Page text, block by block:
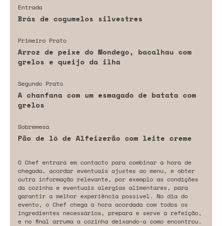
Entrada
Brás de cogumelos silvestres
Primeiro Prato
Arroz de peixe do Mondego, bacalhau com
grelos e queijo da ilha
Segundo Prato
A chanfana com um esmagado de batata com
grelos
Sobremesa
Pão de ló de Alfeizerão com leite creme
O Chef entrará em contacto para combinar a hora de
chegada, acordar eventuais ajustes ao menu, e obter
outra informação relevante, por exemplo as condições
da cozinha e eventuais alergias alimentares, para
garantir a melhor experiência possível. No dia do
evento, o Chef chega à hora acordada com todos os
ingredientes necessários, prepara e serve a refeição,
e no final arruma a cozinha deixando-a como encontrou.